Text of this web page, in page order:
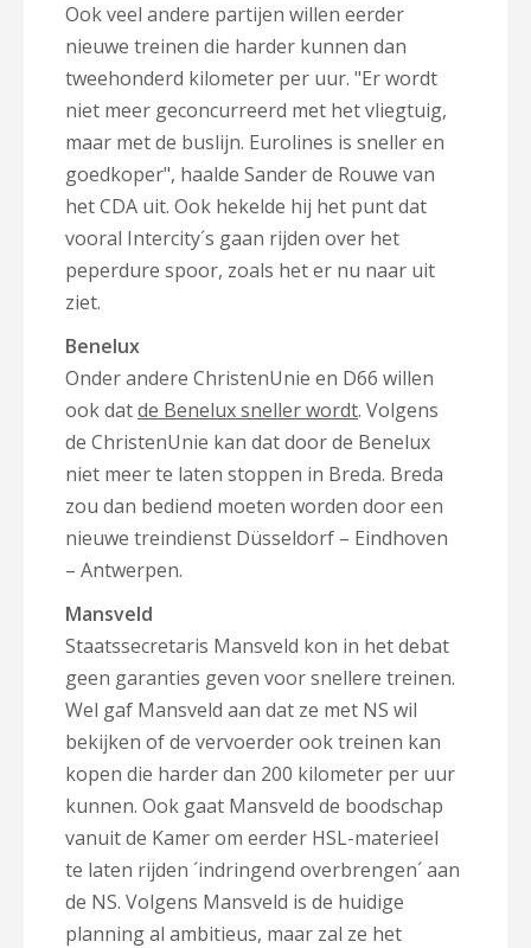
Ook veel andere partijen willen eerder
nieuwe treinen die harder kunnen dan
tweehonderd kilometer per uur. "Er wordt
niet meer geconcurreerd met het vliegtuig,
maar met de buslijn. Eurolines is sneller en
goedkoper", haalde Sander de Rouwe van
het CDA uit. Ook hekelde hij het punt dat
vooral Intercity´s gaan rijden over het
peperdure spoor, zoals het er nu naar uit
ziet.
Benelux
Onder andere ChristenUnie en D66 willen
ook datde Benelux sneller wordt. Volgens
de ChristenUnie kan dat door de Benelux
niet meer te laten stoppen in Breda. Breda
zou dan bediend moeten worden door een
nieuwe treindienst Düsseldorf – Eindhoven
– Antwerpen.
Mansveld
Staatssecretaris Mansveld kon in het debat
geen garanties geven voor snellere treinen.
Wel gaf Mansveld aan dat ze met NS wil
bekijken ofde vervoerder ook treinen kan
kopen die harder dan 200 kilometer per uur
kunnen. Ook gaat Mansveld de boodschap
vanuit de Kamer om eerder HSL-materieel
te laten rijden ´indringend overbrengen´ aan
de NS. Volgens Mansveld is de huidige
planning al ambitieus, maar zal ze het